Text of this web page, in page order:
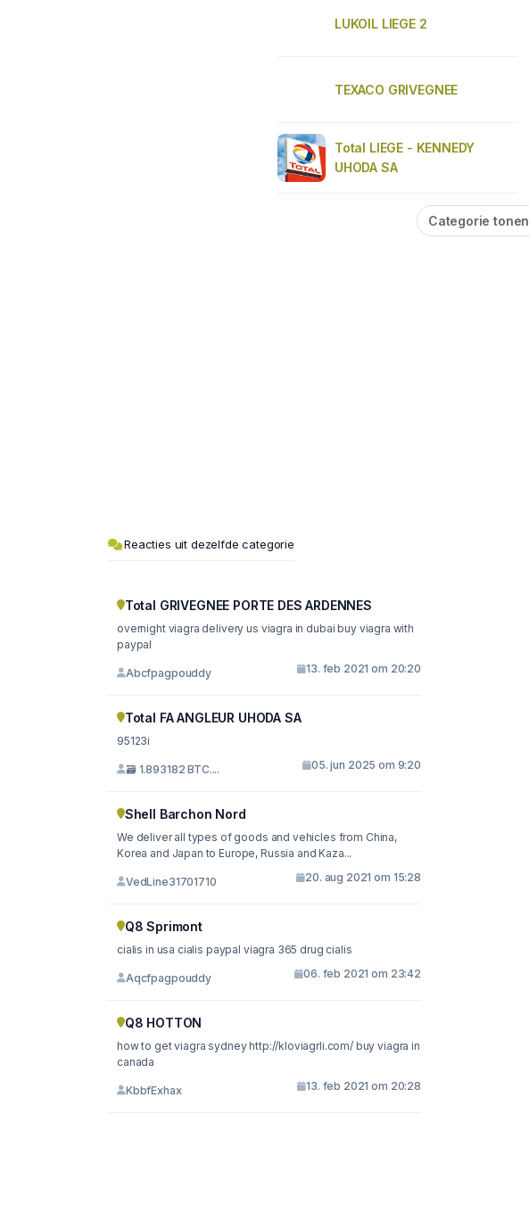
LUKOIL LIEGE 2
TEXACO GRIVEGNEE
Total LIEGE - KENNEDY
UHODA SA
Categorie tonen
Reacties uit dezelfde categorie
Total GRIVEGNEE PORTE DES ARDENNES
overnight viagra delivery us viagra in dubai buy viagra with
paypal
Abcfpagpouddy 13. feb 2021 om 20:20
Total FA ANGLEUR UHODA SA
95123i
🗃 1.893182 BTC.... 05. jun 2025 om 9:20
Shell Barchon Nord
We deliver all types of goods and vehicles from China,
Korea and Japan to Europe, Russia and Kaza...
VedLine31701710 20. aug 2021 om 15:28
Q8 Sprimont
cialis in usa cialis paypal viagra 365 drug cialis
Aqcfpagpouddy 06. feb 2021 om 23:42
Q8 HOTTON
how to get viagra sydney http://kloviagrli.com/ buy viagra in
canada
KbbfExhax 13. feb 2021 om 20:28